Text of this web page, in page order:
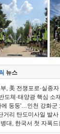
뉴스
, 美 전쟁포로·실종
도체·태양광 핵심 소
에 둥둥'…인천 강화군
거리 탄도미사일 발사
대, 한국서 첫 자폭